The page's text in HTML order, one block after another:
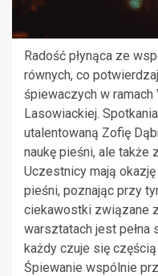
Radość płynąca ze
równych, co
śpiewaczych w
Lasowiackiej.
utalentowaną Zofię
naukę pieśni, ale także
Uczestnicy mają
pieśni, poznając przy
ciekawostki związane
warsztatach jest pełna
każdy czuje się
Śpiewanie wspólnie